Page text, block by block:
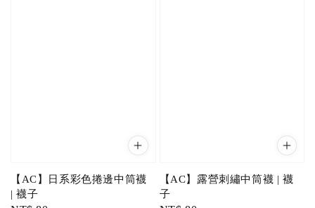
【AC】日系彩色捲邊中筒襪
| 襪子
【AC】露營刺繡中筒襪 | 襪
子